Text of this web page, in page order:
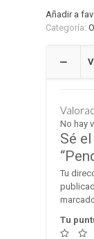
Añadir a
Categoría:
No hay
Sé
Tu
Tu